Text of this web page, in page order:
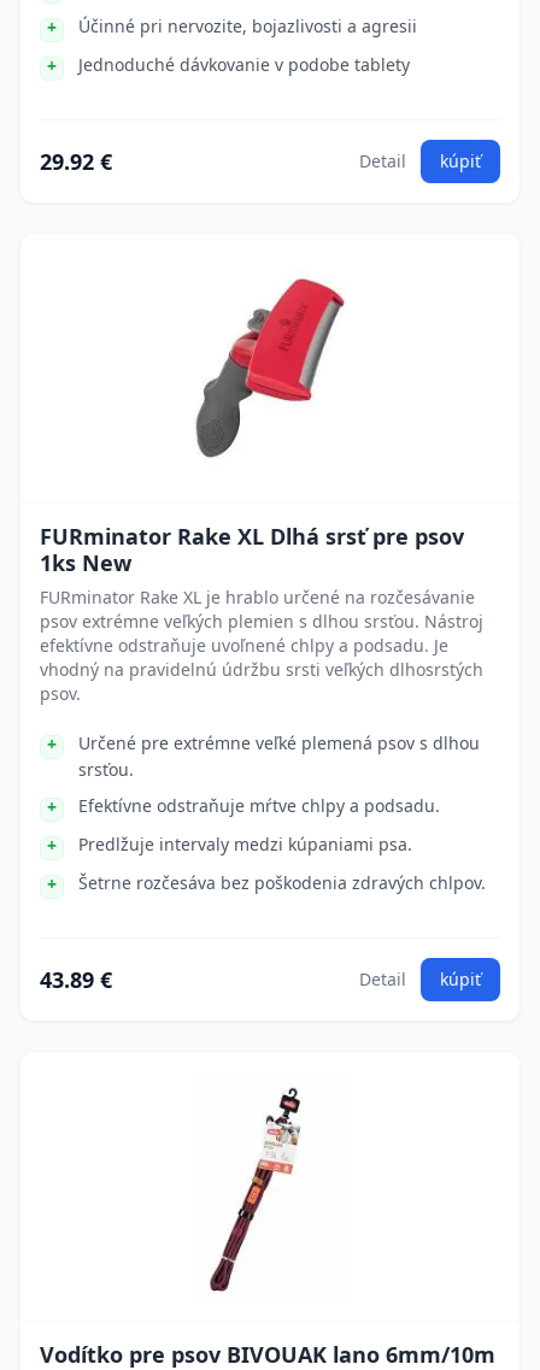
Účinné pri nervozite, bojazlivosti a agresii
Jednoduché dávkovanie v podobe tablety
29.92 € Detail kúpiť
FURminator Rake XL Dlhá srsť pre psov
1ks New
FURminator Rake XL je hrablo určené na rozčesávanie
psov extrémne veľkých plemien s dlhou srsťou. Nástroj
efektívne odstraňuje uvoľnené chlpy a podsadu. Je
vhodný na pravidelnú údržbu srsti veľkých dlhosrstých
psov.
Určené pre extrémne veľké plemená psov s dlhou
srsťou.
Efektívne odstraňuje mŕtve chlpy a podsadu.
Predlžuje intervaly medzi kúpaniami psa.
Šetrne rozčesáva bez poškodenia zdravých chlpov.
43.89 € Detail kúpiť
Vodítko pre psov BIVOUAK lano 6mm/10m